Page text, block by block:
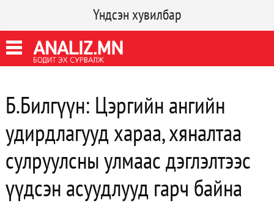
Үндсэн хувилбар
Б.Билгүүн: Цэргийн ангийн
удирдлагууд хараа, хяналтаа
сулруулсны улмаас дэглэлтээс
үүдсэн асуудлууд гарч байна